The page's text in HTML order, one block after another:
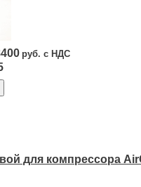
для компрессора